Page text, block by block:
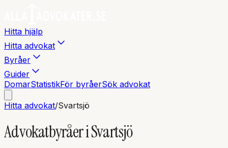
Hitta hjälp
Hitta advokat
Byråer
Guider
DomarStatistikFör byråerSök advokat
Hitta advokat/Svartsjö
Advokatbyråer iSvartsjö